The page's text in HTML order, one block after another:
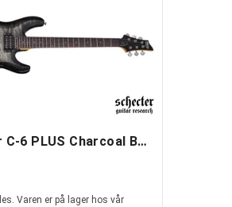
Schecter C-6 PLUS Charcoal Burst
Varen er på lager hos vår